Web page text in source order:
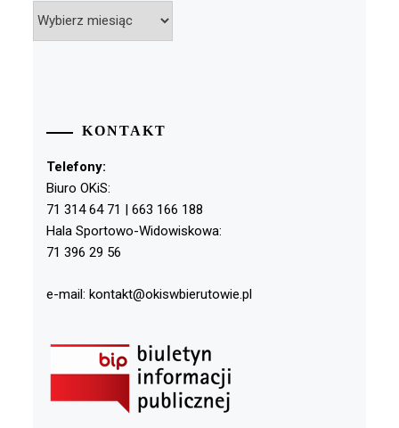
KONTAKT
Telefony:
Biuro OKiS:
71 314 64 71 | 663 166 188
Hala Sportowo-Widowiskowa:
71 396 29 56
e-mail: kontakt@okiswbierutowie.pl